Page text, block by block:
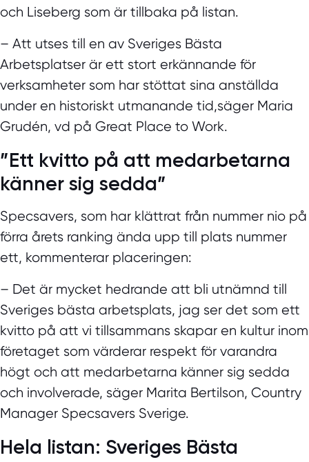
och Liseberg som är tillbaka på listan.
– Att utses till en av Sveriges Bästa
Arbetsplatser är ett stort erkännande för
verksamheter som har stöttat sina anställda
under en historiskt utmanande tid,säger Maria
Grudén, vd på Great Place to Work.
”Ett kvitto på att medarbetarna
känner sig sedda”
Specsavers, som har klättrat från nummer nio på
förra årets ranking ända upp till plats nummer
ett, kommenterar placeringen:
– Det är mycket hedrande att bli utnämnd till
Sveriges bästa arbetsplats, jag ser det som ett
kvitto på att vi tillsammans skapar en kultur inom
företaget som värderar respekt för varandra
högt och att medarbetarna känner sig sedda
och involverade, säger Marita Bertilson, Country
Manager Specsavers Sverige.
Hela listan: Sveriges Bästa